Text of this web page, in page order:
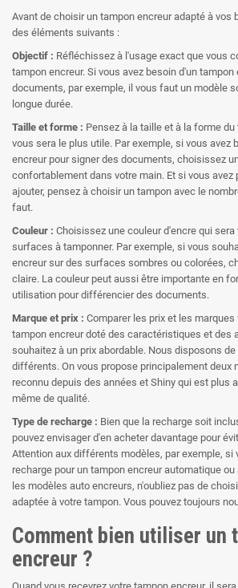
Avant de choisir un tampon encreur adapté à vos
des éléments suivants :
Objectif : Réfléchissez à l'usage exact que vous
tampon encreur. Si vous avez besoin d'un
documents, par exemple, il vous faut un modèle
longue durée.
Taille et forme : Pensez à la taille et à la forme
vous sera le plus utile. Par exemple, si vous avez
encreur pour signer des documents, choisissez
confortablement dans votre main. Et si vous avez
ajouter, pensez à choisir un tampon avec le
faut.
Couleur : Choisissez une couleur d'encre qui
surfaces à tamponner. Par exemple, si vous
encreur sur des surfaces sombres ou colorées,
claire. La couleur peut aussi être importante en
utilisation pour différencier des documents.
Marque et prix : Comparer les prix et les
tampon encreur doté des caractéristiques et des
souhaitez à un prix abordable. Nous disposons
différents. On vous propose principalement deux
reconnu depuis des années et Shiny qui est plus
même de qualité.
Type de recharge : Bien que la recharge soit
pouvez envisager d'en acheter davantage pour
Attention aux différents modèles, par exemple, si
recharge pour un tampon encreur automatique
les modèles auto encreurs, n'oubliez pas de
adaptée à votre tampon. Vous pouvez toujours
Comment bien utiliser un
encreur ?